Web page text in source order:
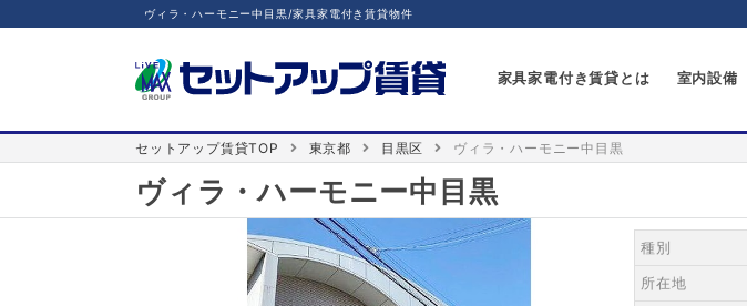
ヴィラ・ハーモニー中目黒/家具家電付き賃貸物件
家具家電付き賃貸とは 室内設備
セットアップ賃貸TOP 東京都 目黒区 ヴィラ・ハーモニー中目黒
ヴィラ・ハーモニー中目黒
種別
所在地